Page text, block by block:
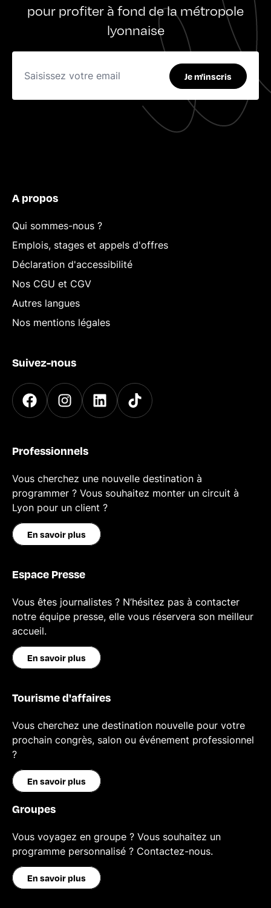
pour profiter à fond de la métropole
lyonnaise
Je m'inscris
A propos
Qui sommes-nous ?
Emplois, stages et appels d'offres
Déclaration d'accessibilité
Nos CGU et CGV
Autres langues
Nos mentions légales
Suivez-nous
Professionnels
Vous cherchez une nouvelle destination à
programmer ? Vous souhaitez monter un circuit à
Lyon pour un client ?
En savoir plus
Espace Presse
Vous êtes journalistes ? N’hésitez pas à contacter
notre équipe presse, elle vous réservera son meilleur
accueil.
En savoir plus
Tourisme d'affaires
Vous cherchez une destination nouvelle pour votre
prochain congrès, salon ou événement professionnel
?
En savoir plus
Groupes
Vous voyagez en groupe ? Vous souhaitez un
programme personnalisé ? Contactez-nous.
En savoir plus